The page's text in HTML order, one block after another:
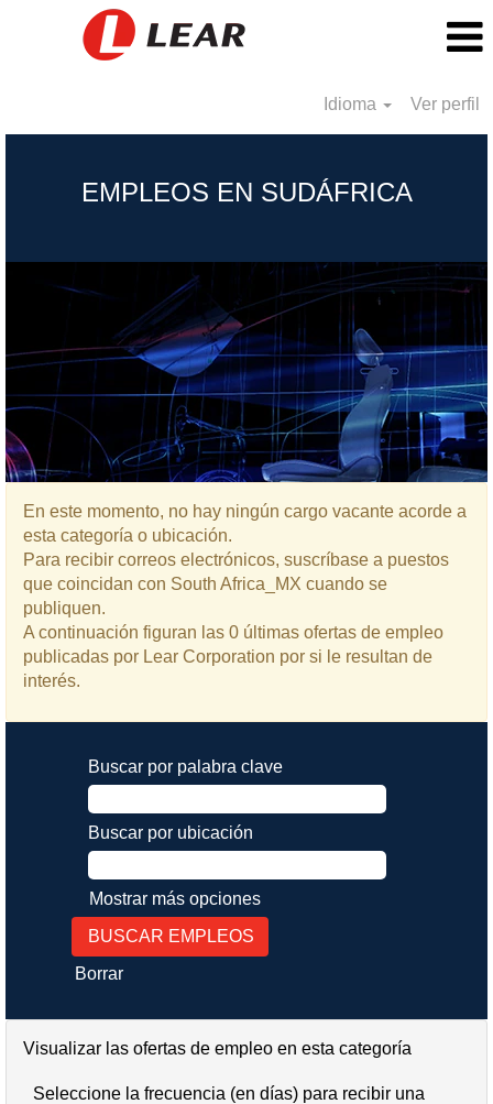
Idioma Ver perfil
EMPLEOS EN SUDÁFRICA
En este momento, no hay ningún cargo vacante acorde a
esta categoría o ubicación.
Para recibir correos electrónicos, suscríbase a puestos
que coincidan con South Africa_MX cuando se
publiquen.
A continuación figuran las 0 últimas ofertas de empleo
publicadas por Lear Corporation por si le resultan de
interés.
Buscar por palabra clave
Buscar por ubicación
Mostrar más opciones
Borrar
Visualizar las ofertas de empleo en esta categoría
Seleccione la frecuencia (en días) para recibir una